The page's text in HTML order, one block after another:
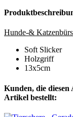
Hunde-&
Soft Slicker
Holzgriff
13x5cm
Kunden, die
Artikel bestellt: